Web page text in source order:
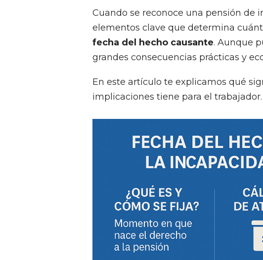
Cuando se reconoce una pensión de
elementos clave que determina
fecha del hecho causante. Aunque
grandes consecuencias prácticas y
En este artículo te explicamos qué
implicaciones tiene para el trabajador.